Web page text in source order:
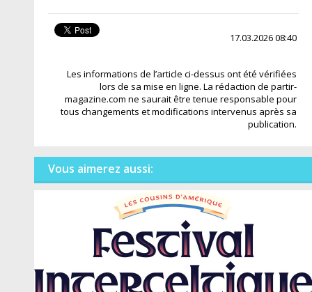
17.03.2026 08:40
Les informations de l’article ci-dessus ont été vérifiées
lors de sa mise en ligne. La rédaction de partir-
magazine.com ne saurait être tenue responsable pour
tous changements et modifications intervenus après sa
publication.
Vous aimerez aussi: